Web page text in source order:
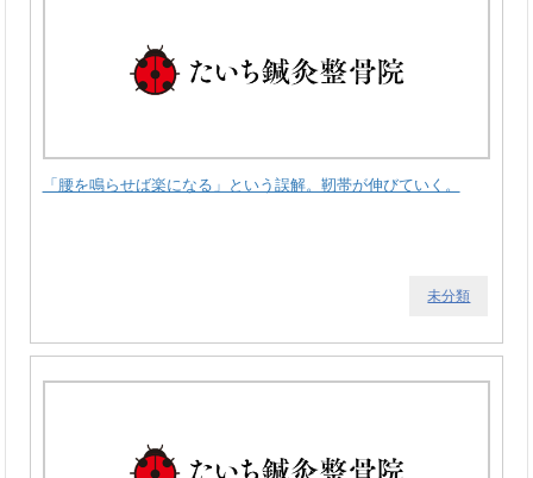
「腰を鳴らせば楽になる」という誤解。靭帯が伸びていく。
未分類